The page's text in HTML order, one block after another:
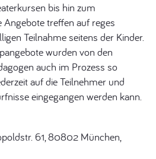
bis hin zum
Angebote treffen auf reges
Teilnahme seitens der Kinder.
wurden von den
auch im Prozess so
auf die Teilnehmer und
eingegangen werden kann.
61, 80802 München,